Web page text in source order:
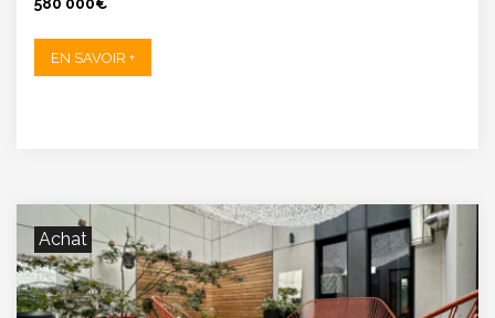
EN SAVOIR +
Achat